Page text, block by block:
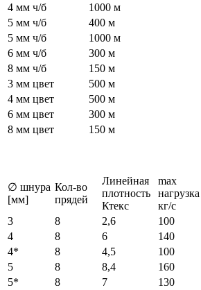
4 мм ч/б
1000 м
5 мм ч/б
400 м
5 мм ч/б
1000 м
6 мм ч/б
300 м
8 мм ч/б
150 м
3 мм цвет
500 м
4 мм цвет
500 м
6 мм цвет
300 м
8 мм цвет
150 м
∅ шнура
[мм]
Кол-во
прядей
Линейная
плотность
Ктекс
max
нагрузка
кг/с
3 8 2,6 100
4
8 6 140
4*
8 4,5 100
5
8 8,4 160
5*
8 7 130